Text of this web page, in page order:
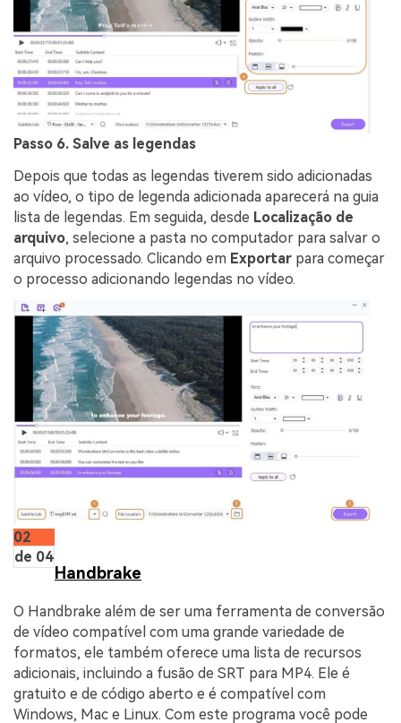
Passo 6. Salve as legendas
Depois que todas as legendas tiverem sido adicionadas
ao vídeo, o tipo de legenda adicionada aparecerá na guia
lista de legendas. Em seguida, desde Localização de
arquivo, selecione a pasta no computador para salvar o
arquivo processado. Clicando em Exportar para começar
o processo adicionando legendas no vídeo.
02
de 04
Handbrake
O Handbrake além de ser uma ferramenta de conversão
de vídeo compatível com uma grande variedade de
formatos, ele também oferece uma lista de recursos
adicionais, incluindo a fusão de SRT para MP4. Ele é
gratuito e de código aberto e é compatível com
Windows, Mac e Linux. Com este programa você pode